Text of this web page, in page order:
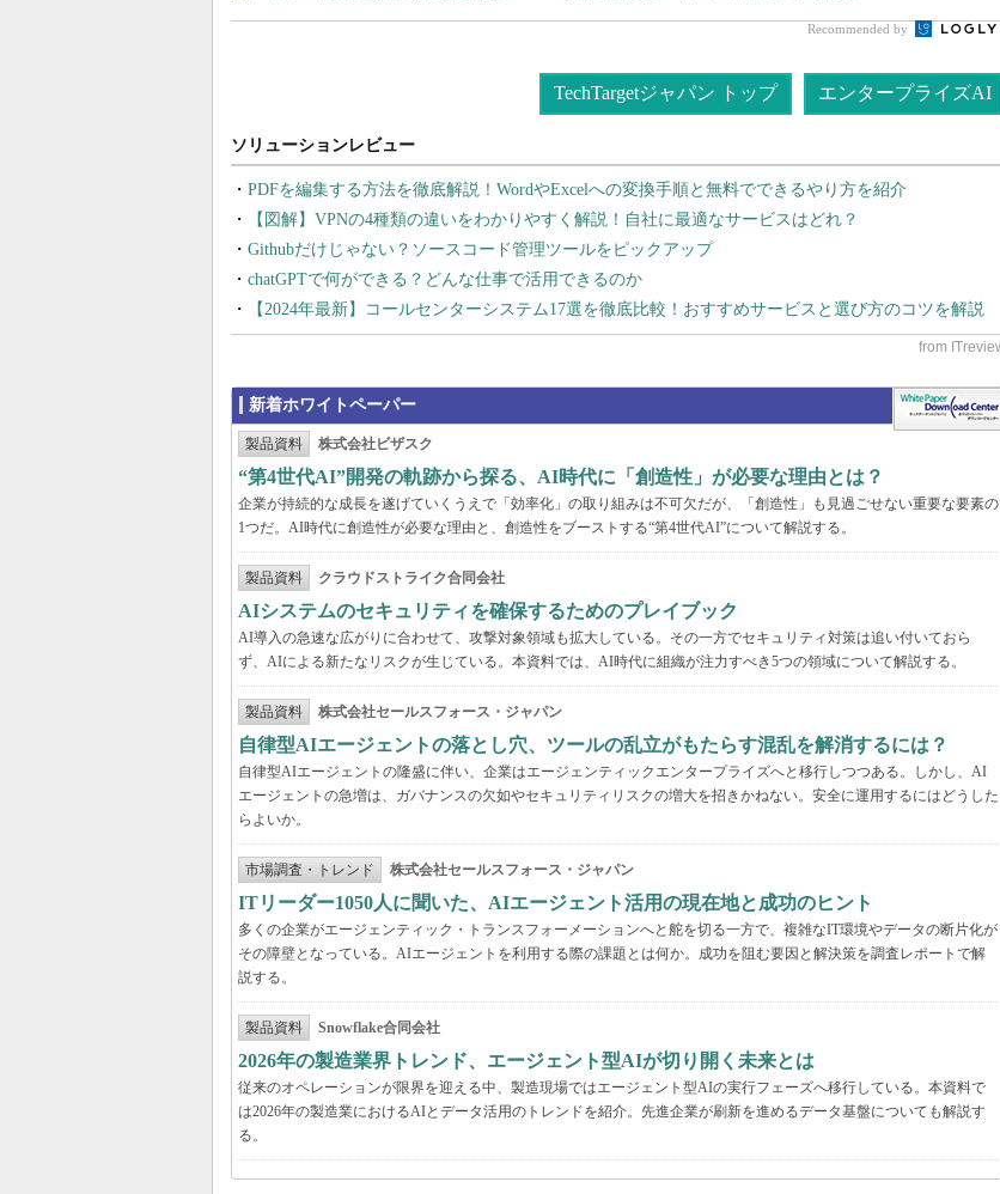
Recommended by
TechTargetジャパン トップ エンタープライズAI
PDFを編集する方法を徹底解説！WordやExcelへの変換手順と無料でできるやり方を紹介
【図解】VPNの4種類の違いをわかりやすく解説！自社に最適なサービスはどれ？
Githubだけじゃない？ソースコード管理ツールをピックアップ
chatGPTで何ができる？どんな仕事で活用できるのか
【2024年最新】コールセンターシステム17選を徹底比較！おすすめサービスと選び方のコツを解説
新着ホワイトペーパー
製品資料 株式会社ビザスク
“第4世代AI”開発の軌跡から探る、AI時代に「創造性」が必要な理由とは？
企業が持続的な成長を遂げていくうえで「効率化」の取り組みは不可欠だが、「創造性」も見過ごせない重要な要素の
1つだ。AI時代に創造性が必要な理由と、創造性をブーストする“第4世代AI”について解説する。
製品資料 クラウドストライク合同会社
AIシステムのセキュリティを確保するためのプレイブック
AI導入の急速な広がりに合わせて、攻撃対象領域も拡大している。その一方でセキュリティ対策は追い付いておら
ず、AIによる新たなリスクが生じている。本資料では、AI時代に組織が注力すべき5つの領域について解説する。
製品資料 株式会社セールスフォース・ジャパン
自律型AIエージェントの落とし穴、ツールの乱立がもたらす混乱を解消するには？
自律型AIエージェントの隆盛に伴い、企業はエージェンティックエンタープライズへと移行しつつある。しかし、AI
エージェントの急増は、ガバナンスの欠如やセキュリティリスクの増大を招きかねない。安全に運用するにはどうした
らよいか。
市場調査・トレンド 株式会社セールスフォース・ジャパン
ITリーダー1050人に聞いた、AIエージェント活用の現在地と成功のヒント
多くの企業がエージェンティック・トランスフォーメーションへと舵を切る一方で、複雑なIT環境やデータの断片化が
その障壁となっている。AIエージェントを利用する際の課題とは何か。成功を阻む要因と解決策を調査レポートで解
説する。
製品資料 Snowflake合同会社
2026年の製造業界トレンド、エージェント型AIが切り開く未来とは
従来のオペレーションが限界を迎える中、製造現場ではエージェント型AIの実行フェーズへ移行している。本資料で
は2026年の製造業におけるAIとデータ活用のトレンドを紹介。先進企業が刷新を進めるデータ基盤についても解説す
る。